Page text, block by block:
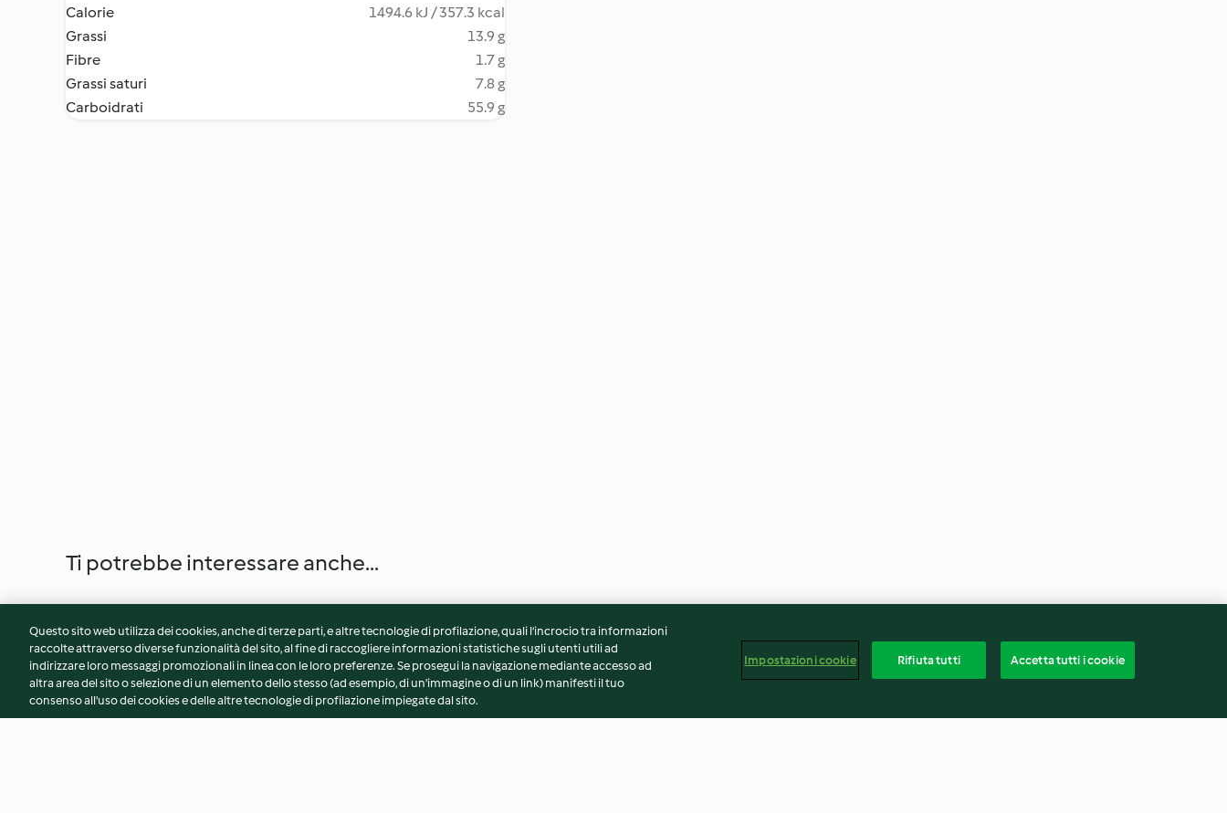
Calorie
1494.6 kJ / 357.3 kcal
Grassi
13.9 g
Fibre
1.7 g
Grassi saturi
7.8 g
Carboidrati
55.9 g
Ti potrebbe interessare anche...
Questo sito web utilizza dei cookies, anche di terze parti, e altre tecnologie di profilazione, quali l’incrocio tra informazioni
raccolte attraverso diverse funzionalità del sito, al fine di raccogliere informazioni statistiche sugli utenti utili ad
indirizzare loro messaggi promozionali in linea con le loro preferenze. Se prosegui la navigazione mediante accesso ad
altra area del sito o selezione di un elemento dello stesso (ad esempio, di un'immagine o di un link) manifesti il tuo
consenso all'uso dei cookies e delle altre tecnologie di profilazione impiegate dal sito.
Impostazioni cookie Rifiuta tutti Accetta tutti i cookie